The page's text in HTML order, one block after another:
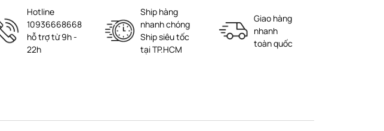
Hotline
10936668668
hỗ trợ từ 9h -
22h
Ship hàng
nhanh chóng
Ship siêu tốc
tại TP.HCM
Giao hàng
nhanh
toàn quốc